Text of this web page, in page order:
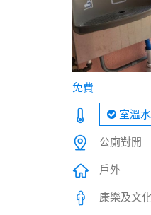
免費
室溫水
公廁對開
戶外
康樂及文